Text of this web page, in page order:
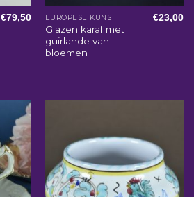
€79,50 EUROPESE KUNST
Glazen karaf met
guirlande van
bloemen
€23,00